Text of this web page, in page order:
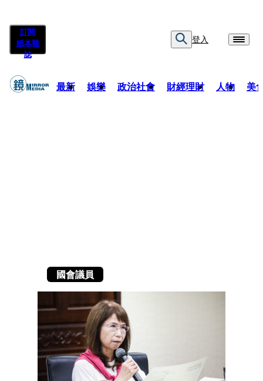
訂閱
紙本雜
誌
登入
最新 娛樂 政治社會 財經理財 人物 美
國會議員